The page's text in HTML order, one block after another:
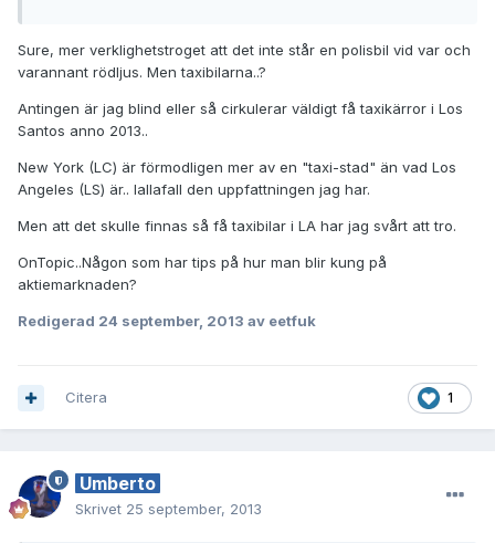
Sure, mer verklighetstroget att det inte står en polisbil vid var och
varannant rödljus. Men taxibilarna..?
Antingen är jag blind eller så cirkulerar väldigt få taxikärror i Los
Santos anno 2013..
New York (LC) är förmodligen mer av en "taxi-stad" än vad Los
Angeles (LS) är.. Iallafall den uppfattningen jag har.
Men att det skulle finnas så få taxibilar i LA har jag svårt att tro.
OnTopic..Någon som har tips på hur man blir kung på
aktiemarknaden?
Redigerad 24 september, 2013 av eetfuk
1
Citera
Umberto
Skrivet 25 september, 2013